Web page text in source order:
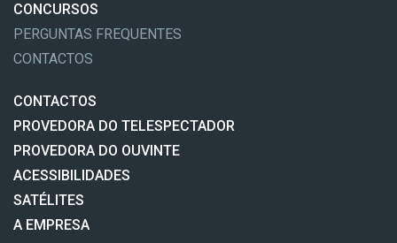
CONCURSOS
PERGUNTAS FREQUENTES
CONTACTOS
CONTACTOS
PROVEDORA DO TELESPECTADOR
PROVEDORA DO OUVINTE
ACESSIBILIDADES
SATÉLITES
A EMPRESA